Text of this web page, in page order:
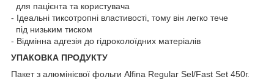
для пацієнта та користувача
- Ідеальні тиксотропні властивості, тому він легко тече
під низьким тиском
- Відмінна адгезія до гідроколоїдних матеріалів
УПАКОВКА ПРОДУКТУ
Пакет з алюмінієвої фольги Alfina Regular Sel/Fast Set 450г.